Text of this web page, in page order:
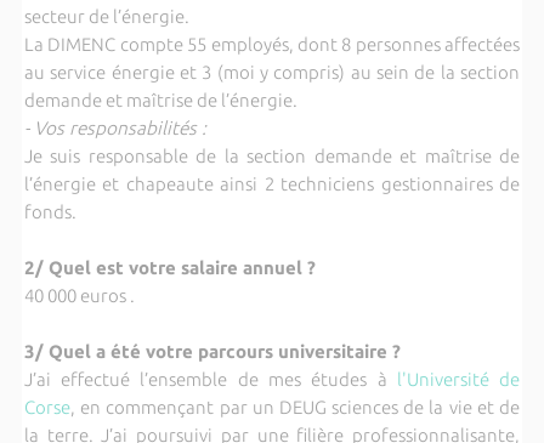
secteur de l’énergie.
La DIMENC compte 55 employés, dont 8 personnes affectées
au service énergie et 3 (moi y compris) au sein de la section
demande et maîtrise de l’énergie.
- Vos responsabilités :
Je suis responsable de la section demande et maîtrise de
l’énergie et chapeaute ainsi 2 techniciens gestionnaires de
fonds.
2/ Quel est votre salaire annuel ?
40 000 euros .
3/ Quel a été votre parcours universitaire ?
J’ai effectué l’ensemble de mes études à l'Université de
Corse, en commençant par un DEUG sciences de la vie et de
la terre. J’ai poursuivi par une filière professionnalisante,